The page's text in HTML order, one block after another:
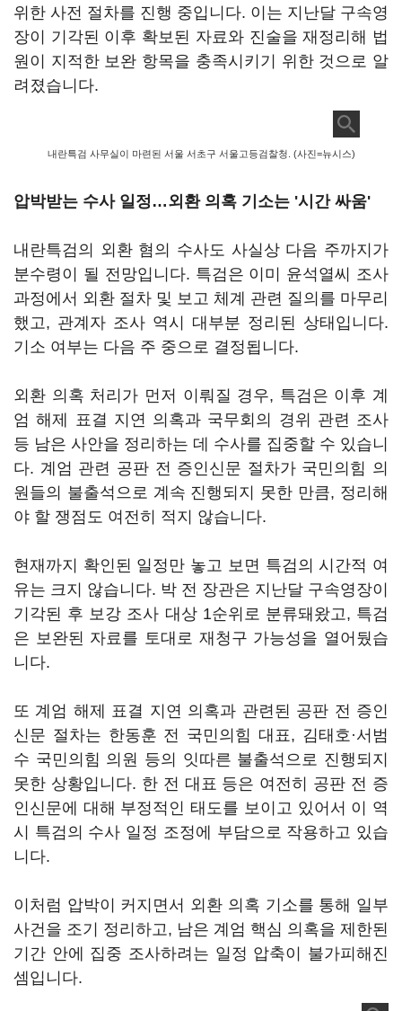
위한 사전 절차를 진행 중입니다. 이는 지난달 구속영
장이 기각된 이후 확보된 자료와 진술을 재정리해 법
원이 지적한 보완 항목을 충족시키기 위한 것으로 알
려졌습니다.
내란특검 사무실이 마련된 서울 서초구 서울고등검찰청. (사진=뉴시스)
압박받는 수사 일정…외환 의혹 기소는 '시간 싸움'
내란특검의 외환 혐의 수사도 사실상 다음 주까지가
분수령이 될 전망입니다. 특검은 이미 윤석열씨 조사
과정에서 외환 절차 및 보고 체계 관련 질의를 마무리
했고, 관계자 조사 역시 대부분 정리된 상태입니다.
기소 여부는 다음 주 중으로 결정됩니다.
외환 의혹 처리가 먼저 이뤄질 경우, 특검은 이후 계
엄 해제 표결 지연 의혹과 국무회의 경위 관련 조사
등 남은 사안을 정리하는 데 수사를 집중할 수 있습니
다. 계엄 관련 공판 전 증인신문 절차가 국민의힘 의
원들의 불출석으로 계속 진행되지 못한 만큼, 정리해
야 할 쟁점도 여전히 적지 않습니다.
현재까지 확인된 일정만 놓고 보면 특검의 시간적 여
유는 크지 않습니다. 박 전 장관은 지난달 구속영장이
기각된 후 보강 조사 대상 1순위로 분류돼왔고, 특검
은 보완된 자료를 토대로 재청구 가능성을 열어뒀습
니다.
또 계엄 해제 표결 지연 의혹과 관련된 공판 전 증인
신문 절차는 한동훈 전 국민의힘 대표, 김태호·서범
수 국민의힘 의원 등의 잇따른 불출석으로 진행되지
못한 상황입니다. 한 전 대표 등은 여전히 공판 전 증
인신문에 대해 부정적인 태도를 보이고 있어서 이 역
시 특검의 수사 일정 조정에 부담으로 작용하고 있습
니다.
이처럼 압박이 커지면서 외환 의혹 기소를 통해 일부
사건을 조기 정리하고, 남은 계엄 핵심 의혹을 제한된
기간 안에 집중 조사하려는 일정 압축이 불가피해진
셈입니다.